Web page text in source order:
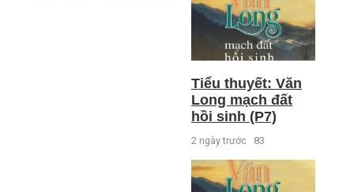
Tiểu thuyết: Văn
Long mạch đất
hồi sinh (P7)
2 ngày trước 83